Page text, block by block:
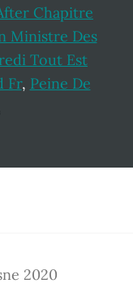
Chapitre
Ministre Des
Tout Est
Fr, Peine De
2020